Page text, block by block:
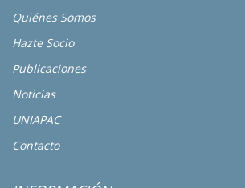
Quiénes Somos
Hazte Socio
Publicaciones
Noticias
UNIAPAC
Contacto